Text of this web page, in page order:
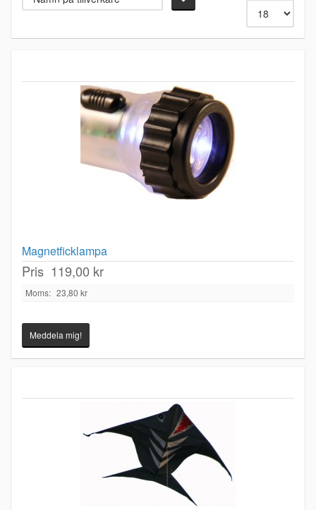
Magnetficklampa
Pris 119,00 kr
Moms: 23,80 kr
Meddela mig!